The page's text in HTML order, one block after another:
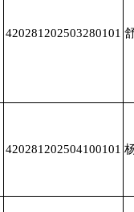
420281202503280101
420281202504100101